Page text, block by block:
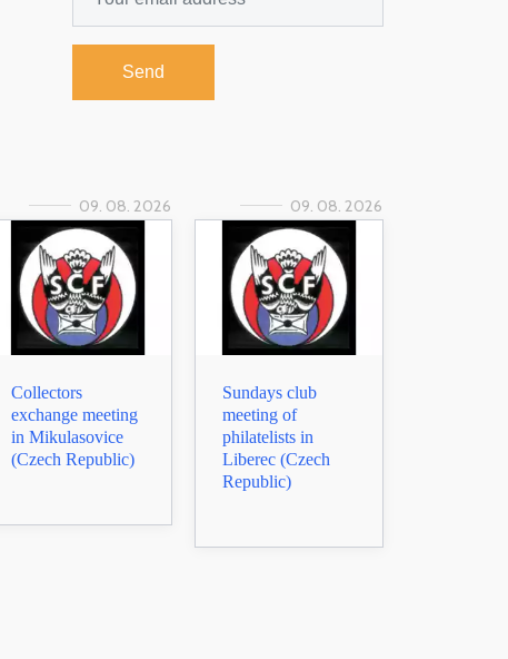
Send
09. 08. 2026
Collectors
exchange meeting
in Mikulasovice
(Czech Republic)
09. 08. 2026
Sundays club
meeting of
philatelists in
Liberec (Czech
Republic)